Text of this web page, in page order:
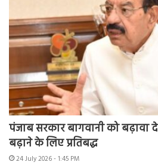
पंजाब सरकार बागवानी को
बढ़ाने के लिए प्रतिबद्ध
24 July 2026 - 1:45 PM